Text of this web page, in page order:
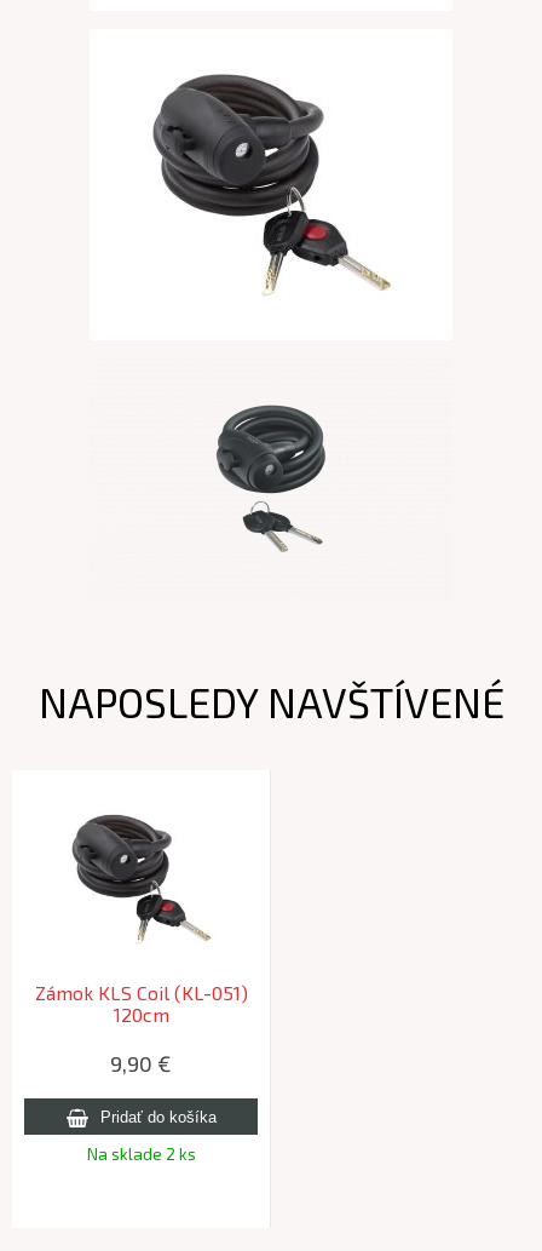
NAPOSLEDY NAVŠTÍVENÉ
Zámok KLS Coil (KL-051)
120cm
9,90 €
Na sklade 2 ks